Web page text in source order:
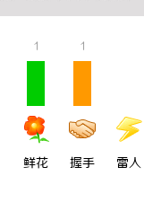
1
鲜花
1
握手 雷人